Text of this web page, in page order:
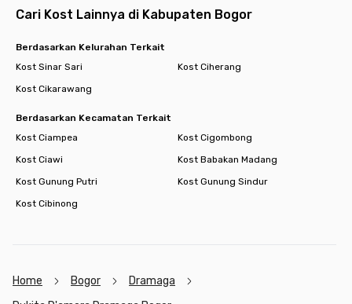
Cari Kost Lainnya di Kabupaten Bogor
Berdasarkan Kelurahan Terkait
Kost Sinar Sari
Kost Ciherang
Kost Cikarawang
Berdasarkan Kecamatan Terkait
Kost Ciampea
Kost Cigombong
Kost Ciawi
Kost Babakan Madang
Kost Gunung Putri
Kost Gunung Sindur
Kost Cibinong
Home Bogor
Dramaga